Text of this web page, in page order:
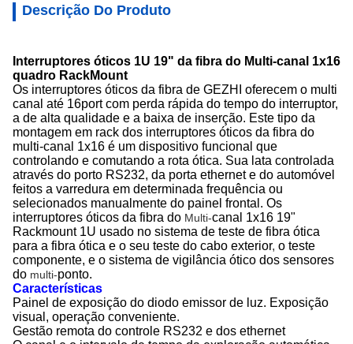
Descrição Do Produto
Interruptores óticos 1U 19" da fibra do Multi-canal 1x16
quadro RackMount
Os interruptores óticos da fibra de GEZHI oferecem o multi
canal até 16port com perda rápida do tempo do interruptor,
a de alta qualidade e a baixa de inserção. Este tipo da
montagem em rack dos interruptores óticos da fibra do
multi-canal 1x16 é um dispositivo funcional que
controlando e comutando a rota ótica. Sua lata controlada
através do porto RS232, da porta ethernet e do automóvel
feitos a varredura em determinada frequência ou
selecionados manualmente do painel frontal. Os
interruptores óticos da fibra do Multi-canal 1x16 19"
Rackmount 1U usado no sistema de teste de fibra ótica
para a fibra ótica e o seu teste do cabo exterior, o teste
componente, e o sistema de vigilância ótico dos sensores
do multi-ponto.
Características
Painel de exposição do diodo emissor de luz. Exposição
visual, operação conveniente.
Gestão remota do controle RS232 e dos ethernet